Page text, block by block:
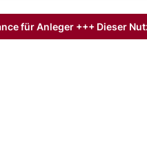
für Anleger +++ Dieser